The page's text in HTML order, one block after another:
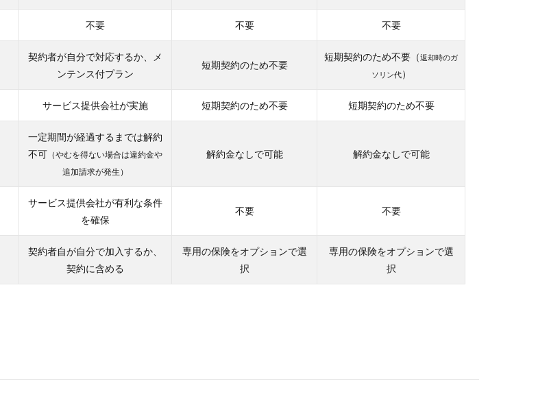
不要 不要 不要
契約者が自分で対応するか、メ
ンテンス付プラン
短期契約のため不要
短期契約のため不要（返却時のガ
ソリン代）
サービス提供会社が実施 短期契約のため不要 短期契約のため不要
一定期間が経過するまでは解約
不可（やむを得ない場合は違約金や
追加請求が発生）
解約金なしで可能 解約金なしで可能
サービス提供会社が有利な条件
を確保
不要 不要
契約者自が自分で加入するか、
契約に含める
専用の保険をオプションで選
択
専用の保険をオプションで選
択